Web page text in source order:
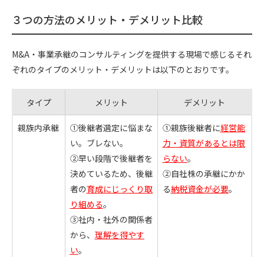
３つの方法のメリット・デメリット比較
M&A・事業承継のコンサルティングを提供する現場で感じるそれ
ぞれのタイプのメリット・デメリットは以下のとおりです。
タイプ メリット デメリット
親族内承継
①後継者選定に悩まな
い。ブレない。
②早い段階で後継者を
決めているため、後継
者の育成にじっくり取
り組める。
③社内・社外の関係者
から、 理解を得やす
い。
①親族後継者に経営能
力・資質があるとは限
らない。
②自社株の承継にかか
る納税資金が必要。